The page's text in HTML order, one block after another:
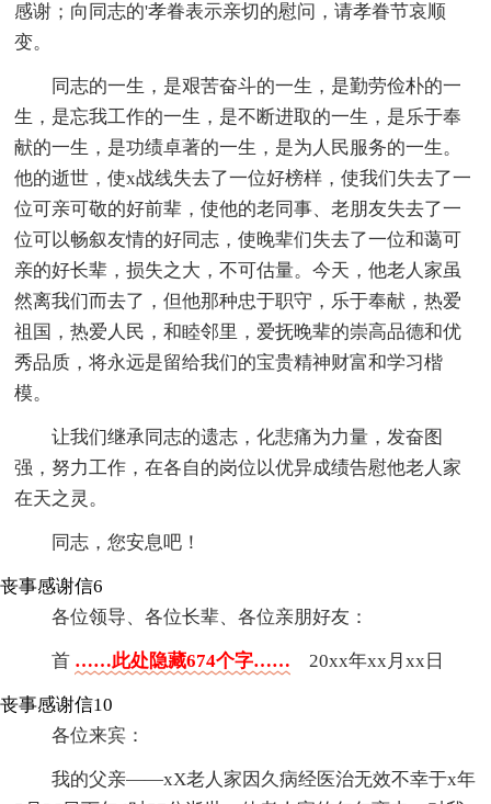
感谢；向同志的'孝眷表示亲切的慰问，请孝眷节哀顺
变。
同志的一生，是艰苦奋斗的一生，是勤劳俭朴的一
生，是忘我工作的一生，是不断进取的一生，是乐于奉
献的一生，是功绩卓著的一生，是为人民服务的一生。
他的逝世，使x战线失去了一位好榜样，使我们失去了一
位可亲可敬的好前辈，使他的老同事、老朋友失去了一
位可以畅叙友情的好同志，使晚辈们失去了一位和蔼可
亲的好长辈，损失之大，不可估量。今天，他老人家虽
然离我们而去了，但他那种忠于职守，乐于奉献，热爱
祖国，热爱人民，和睦邻里，爱抚晚辈的崇高品德和优
秀品质，将永远是留给我们的宝贵精神财富和学习楷
模。
让我们继承同志的遗志，化悲痛为力量，发奋图
强，努力工作，在各自的岗位以优异成绩告慰他老人家
在天之灵。
同志，您安息吧！
丧事感谢信6
各位领导、各位长辈、各位亲朋好友：
首 ……此处隐藏674个字…… 20xx年xx月xx日
丧事感谢信10
各位来宾：
我的父亲——xX老人家因久病经医治无效不幸于x年